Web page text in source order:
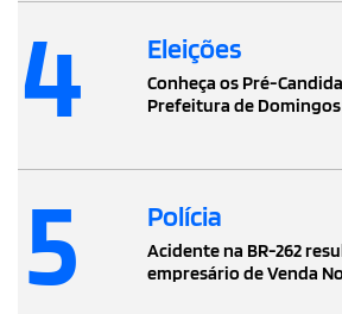
4 Eleições
Conheça os Pré-
Prefeitura de
5 Polícia
Acidente na BR-262
empresário de Venda